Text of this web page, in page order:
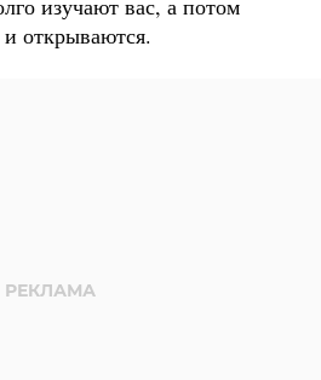
изучают вас, а потом
открываются.